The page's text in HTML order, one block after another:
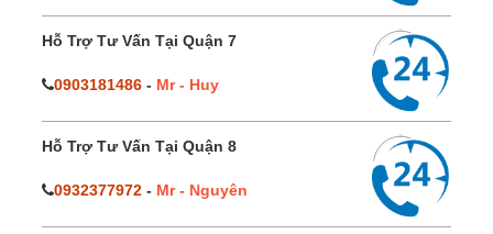
Hỗ Trợ Tư Vấn Tại Quận 7
0903181486 - Mr - Huy
Hỗ Trợ Tư Vấn Tại Quận 8
0932377972 - Mr - Nguyên